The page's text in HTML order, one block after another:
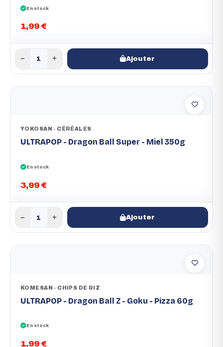
En stock
1,99 €
Ajouter
YOKOSAN - CÉRÉALES
ULTRAPOP - Dragon Ball Super - Miel 350g
En stock
3,99 €
Ajouter
KOMESAN - CHIPS DE RIZ
ULTRAPOP - Dragon Ball Z - Goku - Pizza 60g
En stock
1,99 €